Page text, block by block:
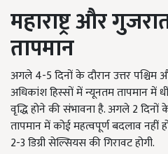
महाराष्ट्र और
तापमान
अगले 4-5 दिनों के दौरान उत्तर पश्चिम
अधिकांश हिस्सों में न्यूनतम तापमान में
वृद्धि होने की संभावना है. अगले 2 दिनों
तापमान में कोई महत्वपूर्ण बदलाव
2-3 डिग्री सेल्सियस की गिरावट होगी.